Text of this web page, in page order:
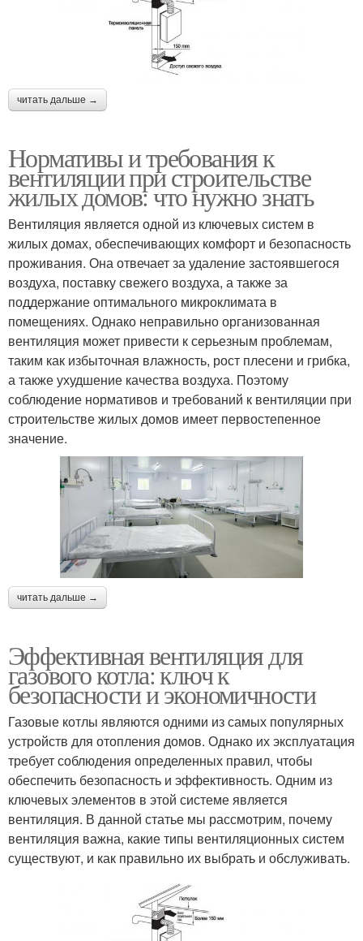
читать дальше →
Нормативы и требования к
вентиляции при строительстве
жилых домов: что нужно знать
Вентиляция является одной из ключевых систем в
жилых домах, обеспечивающих комфорт и безопасность
проживания. Она отвечает за удаление застоявшегося
воздуха, поставку свежего воздуха, а также за
поддержание оптимального микроклимата в
помещениях. Однако неправильно организованная
вентиляция может привести к серьезным проблемам,
таким как избыточная влажность, рост плесени и грибка,
а также ухудшение качества воздуха. Поэтому
соблюдение нормативов и требований к вентиляции при
строительстве жилых домов имеет первостепенное
значение.
читать дальше →
Эффективная вентиляция для
газового котла: ключ к
безопасности и экономичности
Газовые котлы являются одними из самых популярных
устройств для отопления домов. Однако их эксплуатация
требует соблюдения определенных правил, чтобы
обеспечить безопасность и эффективность. Одним из
ключевых элементов в этой системе является
вентиляция. В данной статье мы рассмотрим, почему
вентиляция важна, какие типы вентиляционных систем
существуют, и как правильно их выбрать и обслуживать.